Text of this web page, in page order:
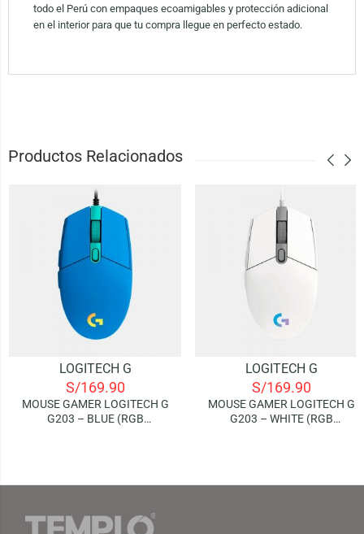
todo el Perú con empaques ecoamigables y protección adicional
en el interior para que tu compra llegue en perfecto estado.
Productos Relacionados
LOGITECH G
S/169.90
MOUSE GAMER LOGITECH G
G203 – BLUE (RGB
LOGITECH G
S/169.90
MOUSE GAMER LOGITECH G
G203 – WHITE (RGB